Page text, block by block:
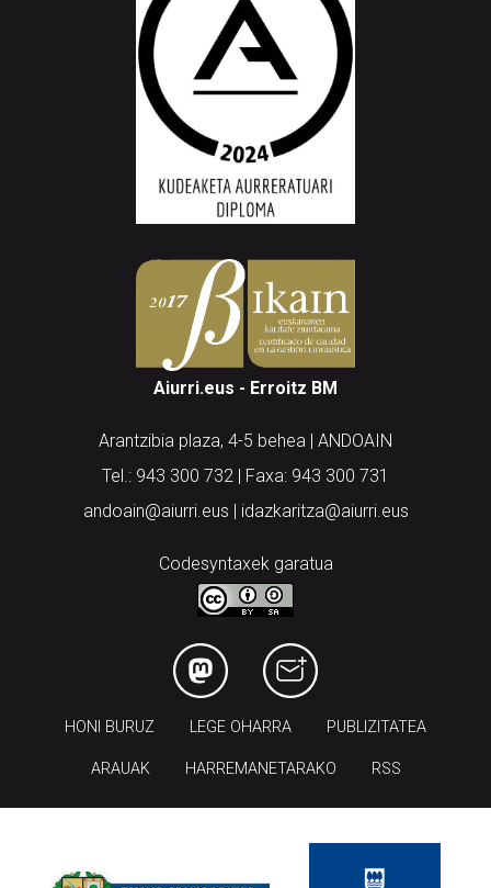
Aiurri.eus - Erroitz BM
Arantzibia plaza, 4-5 behea | ANDOAIN
Tel.: 943 300 732 | Faxa: 943 300 731
andoain@aiurri.eus | idazkaritza@aiurri.eus
Codesyntaxek garatua
HONI BURUZ LEGE OHARRA PUBLIZITATEA
ARAUAK HARREMANETARAKO RSS